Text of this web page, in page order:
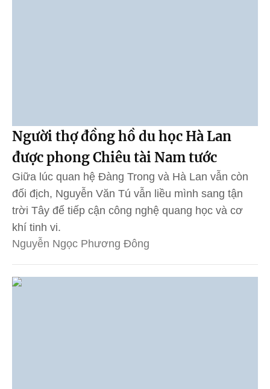
Người thợ đồng hồ du học Hà Lan
được phong Chiêu tài Nam tước
Giữa lúc quan hệ Đàng Trong và Hà Lan vẫn còn
đối địch, Nguyễn Văn Tú vẫn liều mình sang tận
trời Tây để tiếp cận công nghệ quang học và cơ
khí tinh vi.
Nguyễn Ngọc Phương Đông